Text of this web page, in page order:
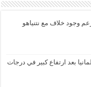
وجود خلاف مع نتنياهو
بعد ارتفاع كبير في درجات